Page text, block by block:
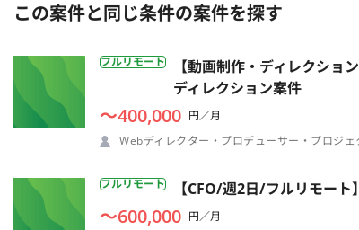
この案件と同じ条件の案件を探す
フルリモート
【動画制作・ディレクシ
ディレクション案件
〜400,000 円／月
Webディレクター・プロデューサー・プロジェ
フルリモート 【CFO/週2日/フルリモー
〜600,000 円／月